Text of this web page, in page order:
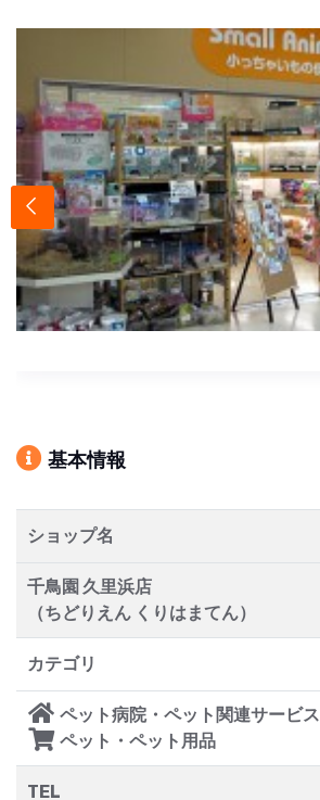
基本情報
ショップ名
千鳥園 久里浜店
（ちどりえん くりはまてん）
カテゴリ
ペット病院・ペット関連サービス
ペット・ペット用品
TEL